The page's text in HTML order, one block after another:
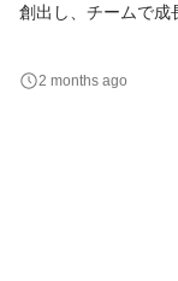
創出し、チームで成
がい AIエンジニアとして、ゼロから価値を創出する挑戦ができま
す。長く日本経済
2 months ago